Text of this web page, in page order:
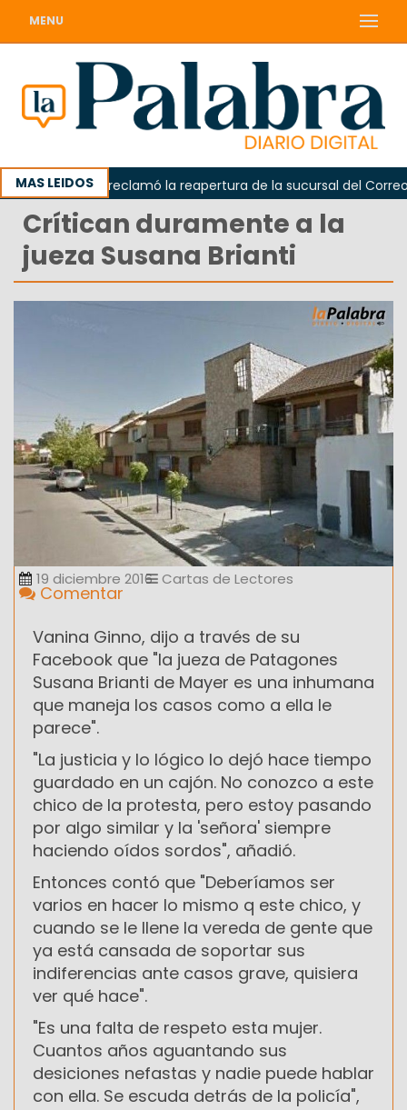
MENU
MAS LEIDOS
Odarda reclamó la reapertura de la sucursal del Correo
Crítican duramente a la
jueza Susana Brianti
19 diciembre 2016 Cartas de Lectores
Comentar
Vanina Ginno, dijo a través de su
Facebook que "la jueza de Patagones
Susana Brianti de Mayer es una inhumana
que maneja los casos como a ella le
parece".
"La justicia y lo lógico lo dejó hace tiempo
guardado en un cajón. No conozco a este
chico de la protesta, pero estoy pasando
por algo similar y la 'señora' siempre
haciendo oídos sordos", añadió.
Entonces contó que "Deberíamos ser
varios en hacer lo mismo q este chico, y
cuando se le llene la vereda de gente que
ya está cansada de soportar sus
indiferencias ante casos grave, quisiera
ver qué hace".
"Es una falta de respeto esta mujer.
Cuantos años aguantando sus
desiciones nefastas y nadie puede hablar
con ella. Se escuda detrás de la policía",